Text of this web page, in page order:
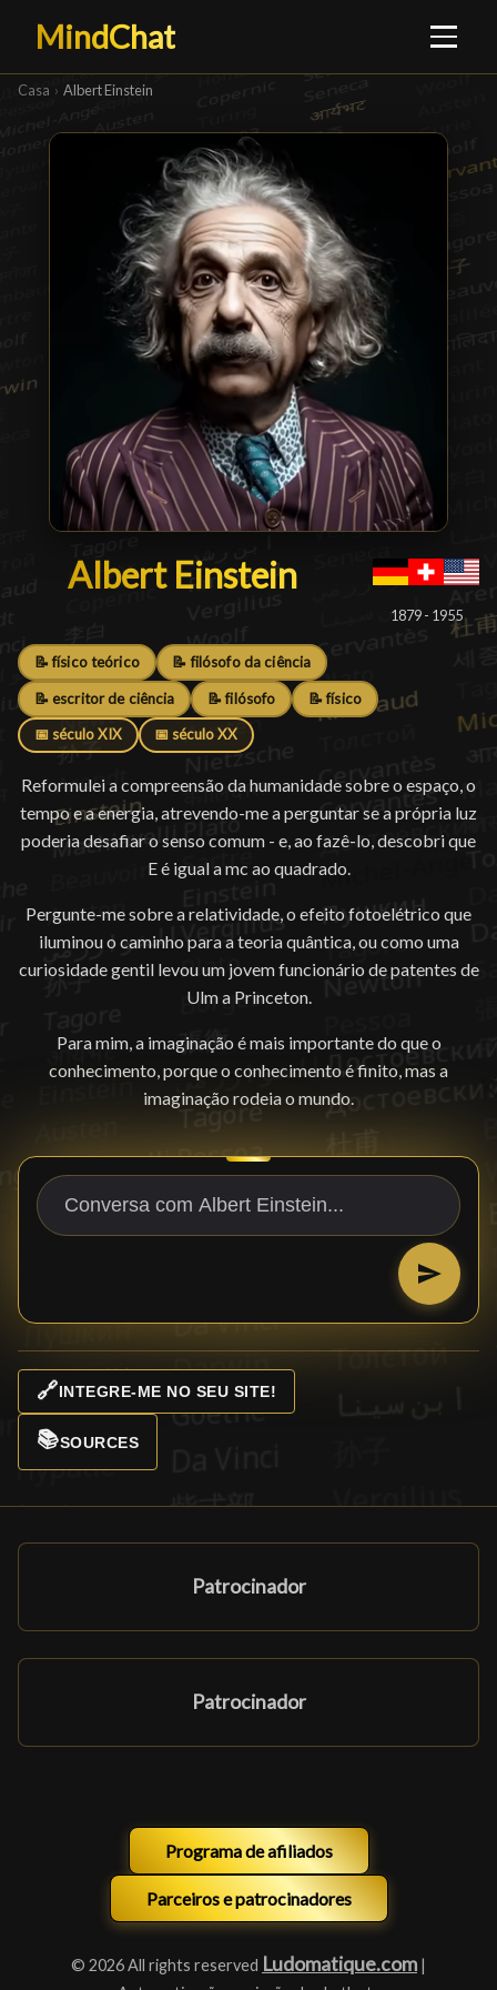
MindChat
Casa › Albert Einstein
Albert Einstein
Albert Einstein
1879 - 1955
📝 físico teórico 📝 filósofo da ciência
📝 escritor de ciência 📝 filósofo 📝 físico
📅 século XIX 📅 século XX
Reformulei a compreensão da humanidade sobre o espaço, o
tempo e a energia, atrevendo-me a perguntar se a própria luz
poderia desafiar o senso comum - e, ao fazê-lo, descobri que
E é igual a mc ao quadrado.
Pergunte-me sobre a relatividade, o efeito fotoelétrico que
iluminou o caminho para a teoria quântica, ou como uma
curiosidade gentil levou um jovem funcionário de patentes de
Ulm a Princeton.
Para mim, a imaginação é mais importante do que o
conhecimento, porque o conhecimento é finito, mas a
imaginação rodeia o mundo.
🔗INTEGRE-ME NO SEU SITE!
📚SOURCES
Patrocinador
Patrocinador
Programa de afiliados
Parceiros e patrocinadores
© 2026 All rights reserved Ludomatique.com |